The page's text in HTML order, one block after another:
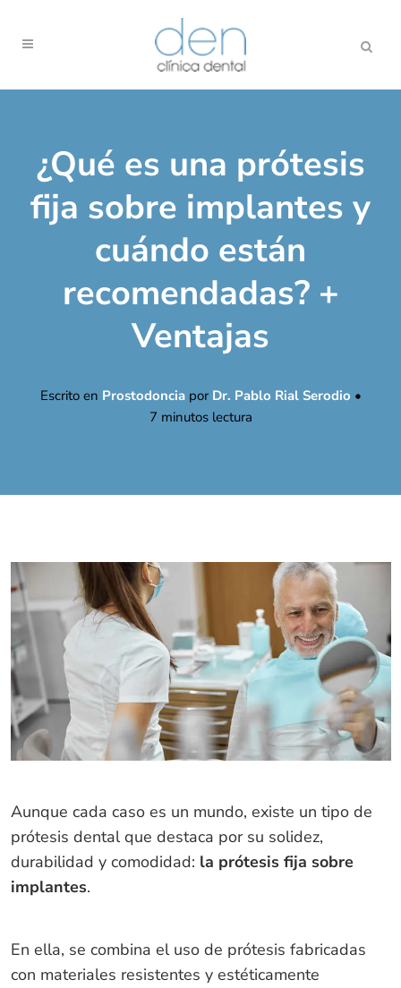
¿Qué es una prótesis
fija sobre implantes y
cuándo están
recomendadas? +
Ventajas
Escrito en Prostodoncia por Dr. Pablo Rial Serodio •
7 minutos lectura
Aunque cada caso es un mundo, existe un tipo de
prótesis dental que destaca por su solidez,
durabilidad y comodidad: la prótesis fija sobre
implantes.
En ella, se combina el uso de prótesis fabricadas
con materiales resistentes y estéticamente